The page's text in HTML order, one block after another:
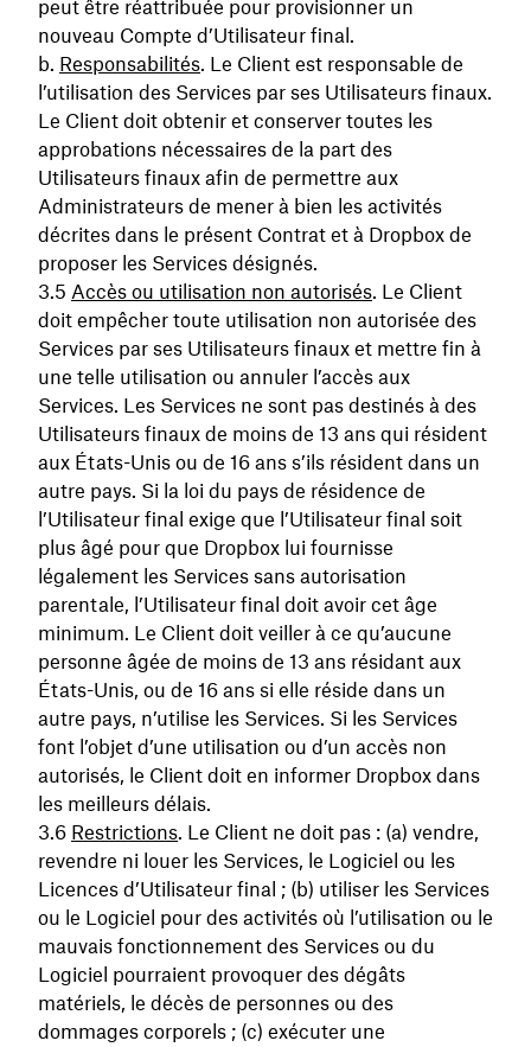
peut être réattribuée pour provisionner un
nouveau Compte d’Utilisateur final.
Responsabilités. Le Client est responsable de
l’utilisation des Services par ses Utilisateurs finaux.
Le Client doit obtenir et conserver toutes les
approbations nécessaires de la part des
Utilisateurs finaux afin de permettre aux
Administrateurs de mener à bien les activités
décrites dans le présent Contrat et à Dropbox de
proposer les Services désignés.
Accès ou utilisation non autorisés. Le Client
doit empêcher toute utilisation non autorisée des
Services par ses Utilisateurs finaux et mettre fin à
une telle utilisation ou annuler l’accès aux
Services. Les Services ne sont pas destinés à des
Utilisateurs finaux de moins de 13 ans qui résident
aux États-Unis ou de 16 ans s’ils résident dans un
autre pays. Si la loi du pays de résidence de
l’Utilisateur final exige que l’Utilisateur final soit
plus âgé pour que Dropbox lui fournisse
légalement les Services sans autorisation
parentale, l’Utilisateur final doit avoir cet âge
minimum. Le Client doit veiller à ce qu’aucune
personne âgée de moins de 13 ans résidant aux
États-Unis, ou de 16 ans si elle réside dans un
autre pays, n’utilise les Services. Si les Services
font l’objet d’une utilisation ou d’un accès non
autorisés, le Client doit en informer Dropbox dans
les meilleurs délais.
Restrictions. Le Client ne doit pas : (a) vendre,
revendre ni louer les Services, le Logiciel ou les
Licences d’Utilisateur final ; (b) utiliser les Services
ou le Logiciel pour des activités où l’utilisation ou le
mauvais fonctionnement des Services ou du
Logiciel pourraient provoquer des dégâts
matériels, le décès de personnes ou des
dommages corporels ; (c) exécuter une